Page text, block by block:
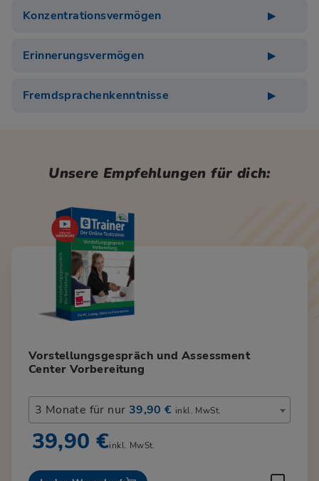
Konzentrationsvermögen
Erinnerungsvermögen
Fremdsprachenkenntnisse
Unsere Empfehlungen für dich:
Vorstellungsgespräch und Assessment
Center Vorbereitung
3 Monate für nur 39,90 € inkl. MwSt.
39,90 €inkl. MwSt.